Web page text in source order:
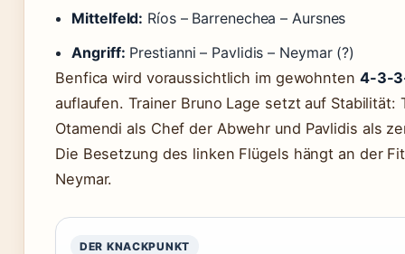
Mittelfeld: Ríos – Barrenechea – Aursnes
Angriff: Prestianni – Pavlidis – Neymar (?)
Benfica wird voraussichtlich im gewohnten 4-3-
auflaufen. Trainer Bruno Lage setzt auf Stabilität:
Otamendi als Chef der Abwehr und Pavlidis als
Die Besetzung des linken Flügels hängt an der
Neymar.
DER KNACKPUNKT